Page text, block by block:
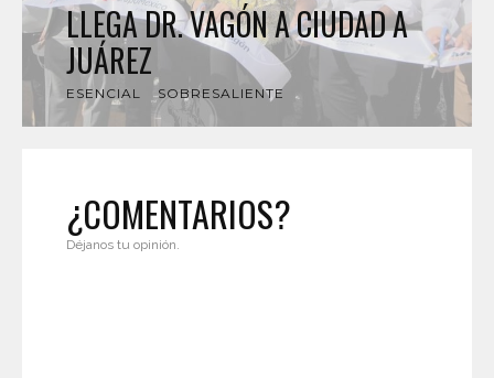
LLEGA DR. VAGÓN A CIUDAD A
JUÁREZ
ESENCIAL SOBRESALIENTE
¿COMENTARIOS?
Déjanos tu opinión.